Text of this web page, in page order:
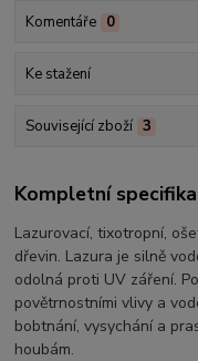
Komentáře 0
Ke stažení
Související zboží 3
Kompletní
Lazurovací, tixotropní,
dřevin. Lazura je silně
odolná proti UV záření.
povětrnostními vlivy a
bobtnání, vysychání a
houbám.